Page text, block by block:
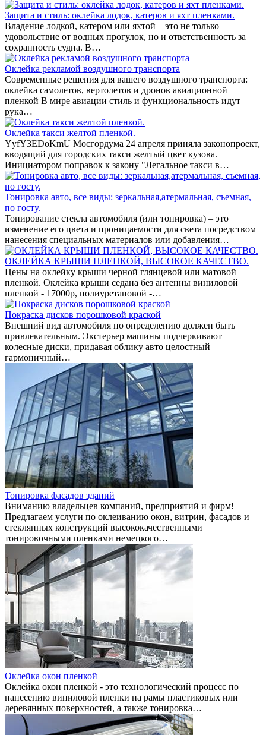
Защита и стиль: оклейка лодок, катеров и яхт пленками.
Владение лодкой, катером или яхтой – это не только
удовольствие от водных прогулок, но и ответственность за
сохранность судна. В…
Оклейка рекламой воздушного транспорта
Современные решения для вашего воздушного транспорта:
оклейка самолетов, вертолетов и дронов авиационной
пленкой В мире авиации стиль и функциональность идут
рука…
Оклейка такси желтой пленкой.
YyfY3EDoKmU Мосгордума 24 апреля приняла законопроект,
вводящий для городских такси желтый цвет кузова.
Инициатором поправок к закону "Легальное такси в…
Тонировка авто, все виды: зеркальная,атермальная, съемная,
по госту.
Тонирование стекла автомобиля (или тонировка) – это
изменение его цвета и проницаемости для света посредством
нанесения специальных материалов или добавления…
ОКЛЕЙКА КРЫШИ ПЛЕНКОЙ, ВЫСОКОЕ КАЧЕСТВО.
Цены на оклейку крыши черной глянцевой или матовой
пленкой. Оклейка крыши седана без антенны виниловой
пленкой - 17000р, полиуретановой -…
Покраска дисков порошковой краской
Внешний вид автомобиля по определению должен быть
привлекательным. Экстерьер машины подчеркивают
колесные диски, придавая облику авто целостный
гармоничный…
Тонировка фасадов зданий
Вниманию владельцев компаний, предприятий и фирм!
Предлагаем услуги по оклеиванию окон, витрин, фасадов и
стеклянных конструкций высококачественными
тонировочными пленками немецкого…
Оклейка окон пленкой
Оклейка окон пленкой - это технологический процесс по
нанесению виниловой пленки на рамы пластиковых или
деревянных поверхностей, а также тонировка…